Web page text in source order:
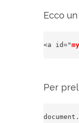
Ecco
<a id="
Per